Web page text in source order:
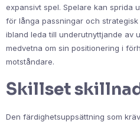
expansivt spel. Spelare kan sprida
för långa passningar och
ibland leda till underutnyttjande av
medvetna om sin positionering i
motståndare.
Skillset
Den färdighetsuppsättning som